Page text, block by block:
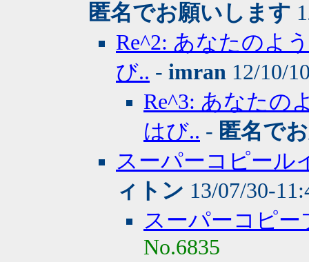
匿名でお願いします
Re^2: あなたのよ
び.. - imran 12/10/
Re^3: あなたの
はび.. - 匿名で
スーパーコピール
ィトン 13/07/30-
スーパーコピー
No.6835